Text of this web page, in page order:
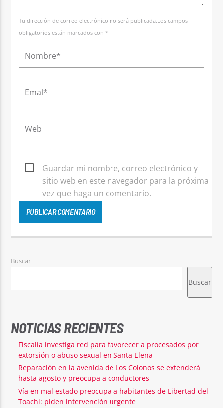
Tu dirección de correo electrónico no será publicada.Los campos
obligatorios están marcados con *
Guardar mi nombre, correo electrónico y
sitio web en este navegador para la próxima
vez que haga un comentario.
Buscar
Buscar
NOTICIAS RECIENTES
Fiscalía investiga red para favorecer a procesados por
extorsión o abuso sexual en Santa Elena
Reparación en la avenida de Los Colonos se extenderá
hasta agosto y preocupa a conductores
Vía en mal estado preocupa a habitantes de Libertad del
Toachi: piden intervención urgente